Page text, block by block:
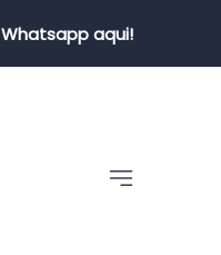
aqui!